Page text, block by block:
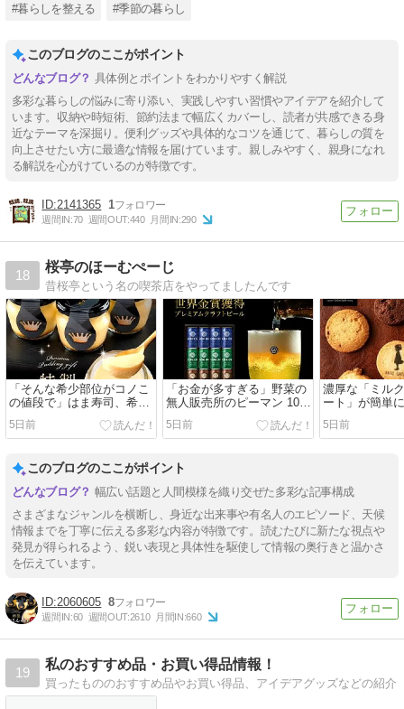
#暮らしを整える #季節の暮らし
このブログのここがポイント
具体例とポイントをわかりやすく解説
多彩な暮らしの悩みに寄り添い、実践しやすい習慣やアイデアを紹介して
います。収納や時短術、節約法まで幅広くカバーし、読者が共感できる身
近なテーマを深掘り。便利グッズや具体的なコツを通じて、暮らしの質を
向上させたい方に最適な情報を届けています。親しみやすく、親身になれ
る解説を心がけているのが特徴です。
2141365 1
週間IN:70 週間OUT:440 月間IN:290
18
桜亭のほーむぺーじ
昔桜亭という名の喫茶店をやってましたんです
「そんな希少部位がコノこ
の値段で」はま寿司、希少
部位を使った本鮪の握りを
紹介「めっちゃ食いてえ」
5日前
「お金が多すぎる」野菜の
無人販売所のピーマン 10袋
で1000円のはずが回収箱に
は… 店主がたどり着いた
5日前
濃厚な「ミル
ート」が簡単
う！ クーリッ
ンジレシピ”に
5日前
このブログのここがポイント
幅広い話題と人間模様を織り交ぜた多彩な記事構成
さまざまなジャンルを横断し、身近な出来事や有名人のエピソード、天候
情報までを丁寧に伝える多彩な内容が特徴です。読むたびに新たな視点や
発見が得られるよう、鋭い表現と具体性を駆使して情報の奥行きと温かさ
を伝えています。
2060605 8
週間IN:60 週間OUT:2610 月間IN:660
19
私のおすすめ品・お買い得品情報！
買ったもののおすすめ品やお買い得品、アイデアグッズなどの紹介